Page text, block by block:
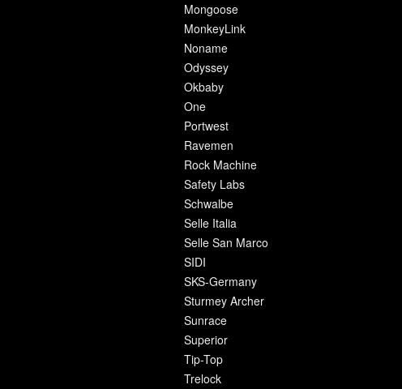
Mongoose
MonkeyLink
Noname
Odyssey
Okbaby
One
Portwest
Ravemen
Rock Machine
Safety Labs
Schwalbe
Selle Italia
Selle San Marco
SIDI
SKS-Germany
Sturmey Archer
Sunrace
Superior
Tip-Top
Trelock